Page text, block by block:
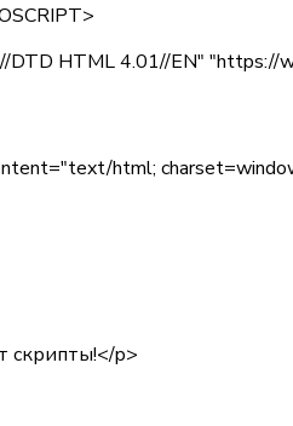
DTD HTML 4.01//EN"
html;
скрипты!</p>